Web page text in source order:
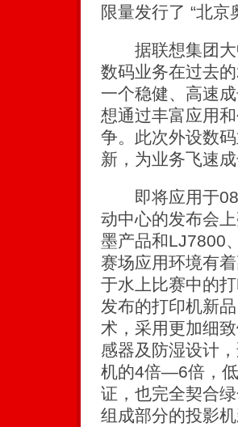
限量发行了 “北
据联想集团大
数码业务在过去
一个稳健、高速
想通过丰富应用
争。此次外设数
新，为业务飞速
即将应用于08
动中心的发布会
墨产品和LJ7800
赛场应用环境有
于水上比赛中的
发布的打印机新
术，采用更加细
感器及防湿设计
机的4倍—6倍，
证，也完全契合
组成部分的投影